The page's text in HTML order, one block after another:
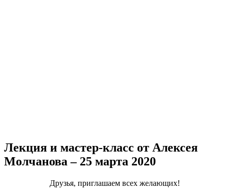
Лекция и мастер-класс от Алексея
Молчанова – 25 марта 2020
Друзья, приглашаем всех желающих!